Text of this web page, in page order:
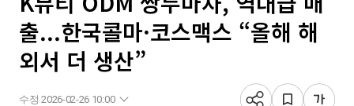
출...한국콜마·코스맥스 “올해 해
외서 더 생산”
수정 2026-02-26 10:00